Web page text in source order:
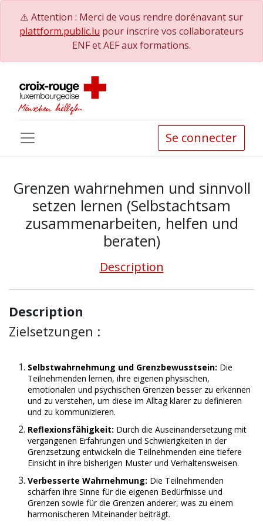
⚠️ Attention : Merci de vous rendre dorénavant sur
plattform.public.lu pour inscrire vos collaborateurs
ENF et AEF aux formations.
Se connecter
Grenzen wahrnehmen und sinnvoll
setzen lernen (Selbstachtsam
zusammenarbeiten, helfen und
beraten)
Description
Description
Zielsetzungen :
Selbstwahrnehmung und Grenzbewusstsein: Die
Teilnehmenden lernen, ihre eigenen physischen,
emotionalen und psychischen Grenzen besser zu erkennen
und zu verstehen, um diese im Alltag klarer zu definieren
und zu kommunizieren.
Reflexionsfähigkeit: Durch die Auseinandersetzung mit
vergangenen Erfahrungen und Schwierigkeiten in der
Grenzsetzung entwickeln die Teilnehmenden eine tiefere
Einsicht in ihre bisherigen Muster und Verhaltensweisen.
Verbesserte Wahrnehmung: Die Teilnehmenden
schärfen ihre Sinne für die eigenen Bedürfnisse und
Grenzen sowie für die Grenzen anderer, was zu einem
harmonischeren Miteinander beiträgt.